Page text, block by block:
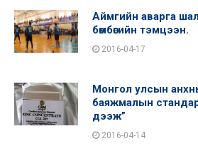
Аймгийн аварга
бөмбөгийн тэмцээн.
2016-04-17
Монгол улсын
баяжмалын
дээж”
2016-04-14